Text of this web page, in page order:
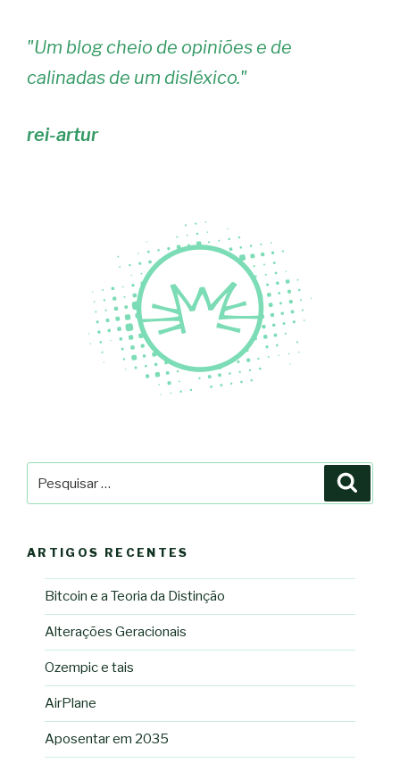
"Um blog cheio de opiniões e de
calinadas de um disléxico."
rei-artur
ARTIGOS RECENTES
Bitcoin e a Teoria da Distinção
Alterações Geracionais
Ozempic e tais
AirPlane
Aposentar em 2035